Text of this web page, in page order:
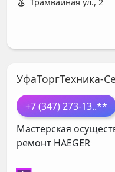
УфаТоргТехника-
+7 (347) 273-13..**
Мастерская
ремонт HAEGER